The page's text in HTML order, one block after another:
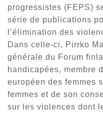
progressistes (FEPS)
série de publications
l’élimination des
Dans celle-ci, Pirrko
générale du Forum
handicapées, membre
européen des femmes
femmes et de son
sur les violences dont